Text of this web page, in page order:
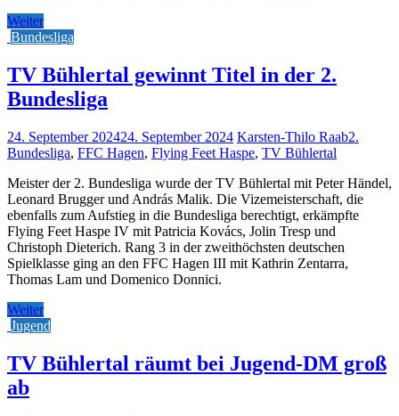
Weiter
Bundesliga
TV Bühlertal gewinnt Titel in der 2.
Bundesliga
24. September 202424. September 2024 Karsten-Thilo Raab2.
Bundesliga, FFC Hagen, Flying Feet Haspe, TV Bühlertal
Meister der 2. Bundesliga wurde der TV Bühlertal mit Peter Händel,
Leonard Brugger und András Malik. Die Vizemeisterschaft, die
ebenfalls zum Aufstieg in die Bundesliga berechtigt, erkämpfte
Flying Feet Haspe IV mit Patricia Kovács, Jolin Tresp und
Christoph Dieterich. Rang 3 in der zweithöchsten deutschen
Spielklasse ging an den FFC Hagen III mit Kathrin Zentarra,
Thomas Lam und Domenico Donnici.
Weiter
Jugend
TV Bühlertal räumt bei Jugend-DM groß
ab